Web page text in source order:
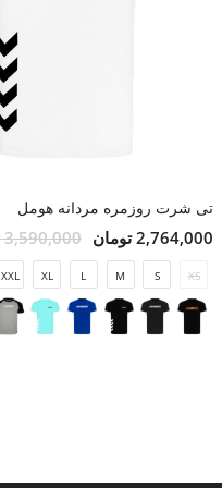
تی شرت روزمره مردانه هومل
2,764,000 تومان 3,590,000 تومان
XS
S
M
L
XL
XXL